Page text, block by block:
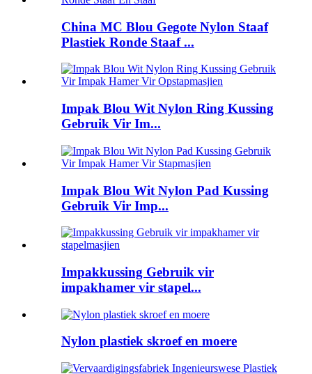
China MC Blou Gegote Nylon Staaf
Plastiek Ronde Staaf ...
Impak Blou Wit Nylon Ring Kussing
Gebruik Vir Im...
Impak Blou Wit Nylon Pad Kussing
Gebruik Vir Imp...
Impakkussing Gebruik vir
impakhamer vir stapel...
Nylon plastiek skroef en moere